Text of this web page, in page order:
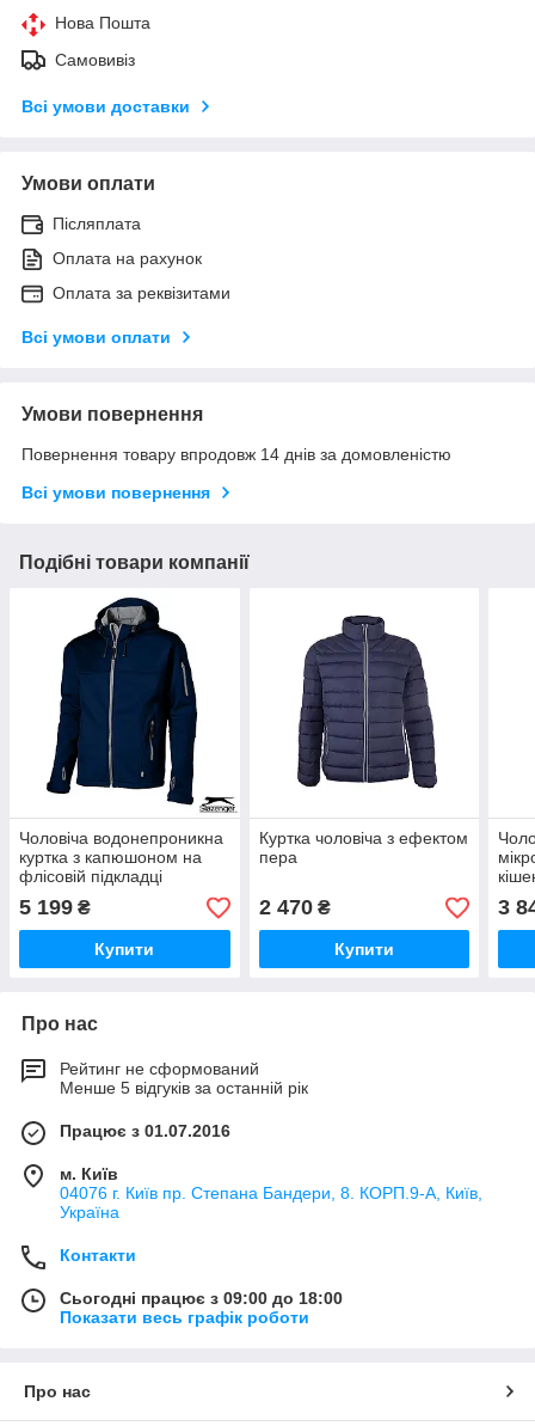
Нова Пошта
Самовивіз
Всі умови доставки
Умови оплати
Післяплата
Оплата на рахунок
Оплата за реквізитами
Всі умови оплати
Умови повернення
Повернення товару впродовж 14 днів за домовленістю
Всі умови повернення
Подібні товари компанії
Чоловіча водонепроникна
куртка з капюшоном на
флісовій підкладці
5 199 ₴
Купити
Куртка чоловіча з ефектом
пера
2 470₴
Купити
3
Про нас
Рейтинг не сформований
Менше 5 відгуків за останній рік
Працює з 01.07.2016
м. Київ
04076 г. Київ пр. Степана Бандери, 8. КОРП.9-А, Київ,
Україна
Контакти
Сьогодні працює з 09:00 до 18:00
Показати весь графік роботи
Про нас